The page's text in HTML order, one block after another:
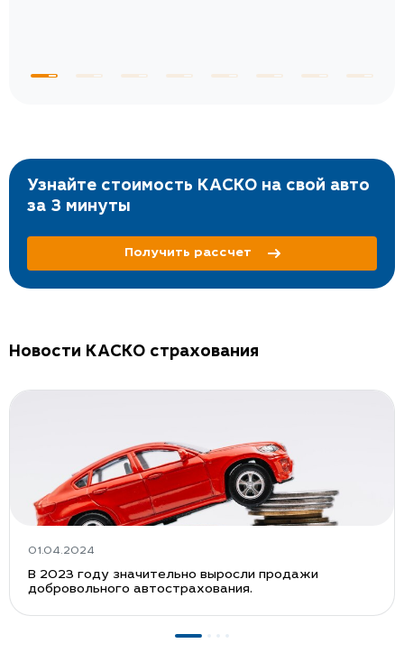
Узнайте стоимость КАСКО на свой авто
за 3 минуты
Получить рассчет
Новости КАСКО страхования
01.04.2024
В 2023 году значительно выросли продажи
добровольного автострахования.